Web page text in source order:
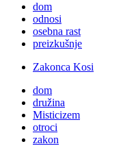
dom
odnosi
osebna rast
preizkušnje
Zakonca Kosi
dom
družina
Misticizem
otroci
zakon